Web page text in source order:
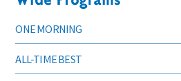
ONE MORNING
ALL-TIME BEST